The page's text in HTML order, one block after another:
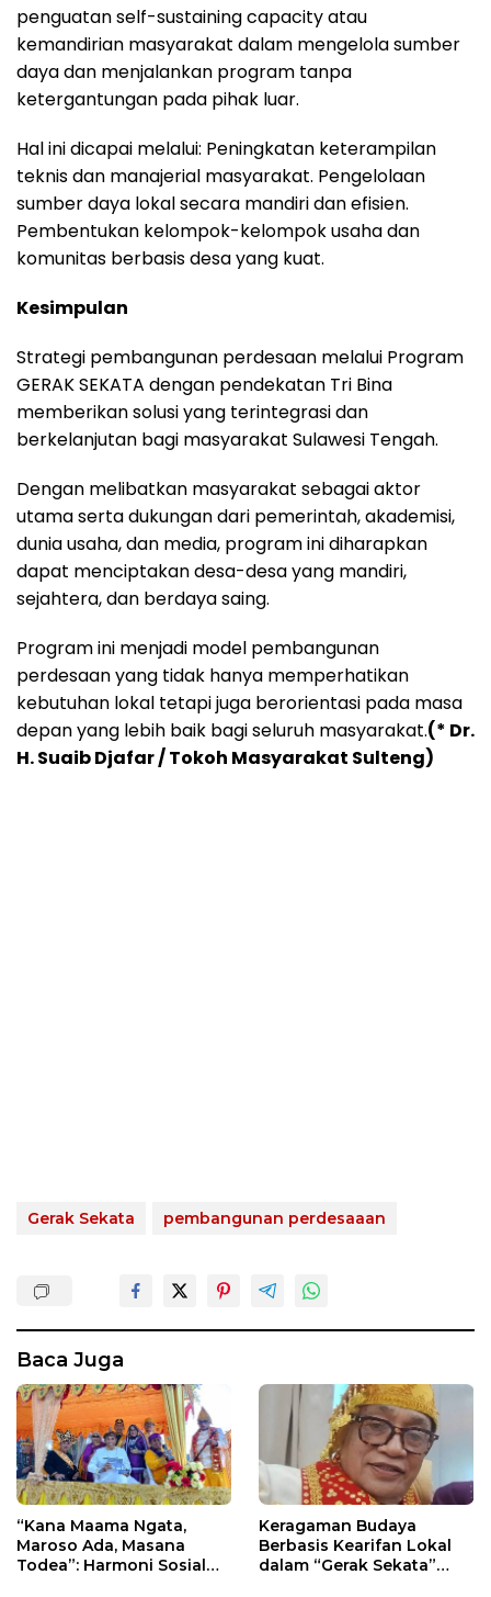
penguatan self-sustaining capacity atau
kemandirian masyarakat dalam mengelola sumber
daya dan menjalankan program tanpa
ketergantungan pada pihak luar.
Hal ini dicapai melalui: Peningkatan keterampilan
teknis dan manajerial masyarakat. Pengelolaan
sumber daya lokal secara mandiri dan efisien.
Pembentukan kelompok-kelompok usaha dan
komunitas berbasis desa yang kuat.
Kesimpulan
Strategi pembangunan perdesaan melalui Program
GERAK SEKATA dengan pendekatan Tri Bina
memberikan solusi yang terintegrasi dan
berkelanjutan bagi masyarakat Sulawesi Tengah.
Dengan melibatkan masyarakat sebagai aktor
utama serta dukungan dari pemerintah, akademisi,
dunia usaha, dan media, program ini diharapkan
dapat menciptakan desa-desa yang mandiri,
sejahtera, dan berdaya saing.
Program ini menjadi model pembangunan
perdesaan yang tidak hanya memperhatikan
kebutuhan lokal tetapi juga berorientasi pada masa
depan yang lebih baik bagi seluruh masyarakat.(* Dr.
H. Suaib Djafar / Tokoh Masyarakat Sulteng)
Gerak Sekata pembangunan perdesaaan
Baca Juga
“Kana Maama Ngata,
Maroso Ada, Masana
Todea”: Harmoni Sosial
Keragaman Budaya
Berbasis Kearifan Lokal
dalam “Gerak Sekata”